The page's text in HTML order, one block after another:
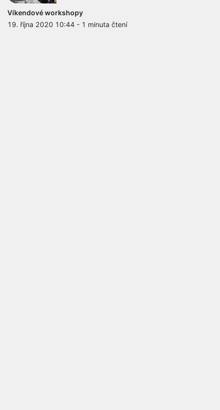
Víkendové workshopy
19. října 2020 10:44 - 1 minuta čtení